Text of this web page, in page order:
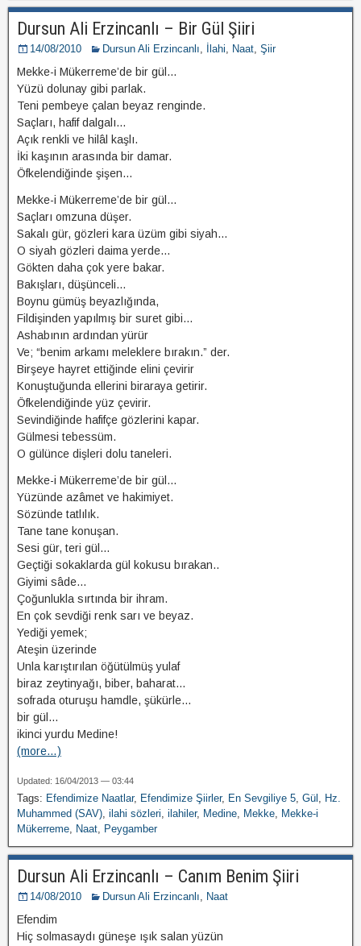
Dursun Ali Erzincanlı – Bir Gül Şiiri
14/08/2010 Dursun Ali Erzincanlı, İlahi, Naat, Şiir
Mekke-i Mükerreme’de bir gül…
Yüzü dolunay gibi parlak.
Teni pembeye çalan beyaz renginde.
Saçları, hafif dalgalı…
Açık renkli ve hilâl kaşlı.
İki kaşının arasında bir damar.
Öfkelendiğinde şişen…
Mekke-i Mükerreme’de bir gül…
Saçları omzuna düşer.
Sakalı gür, gözleri kara üzüm gibi siyah…
O siyah gözleri daima yerde…
Gökten daha çok yere bakar.
Bakışları, düşünceli…
Boynu gümüş beyazlığında,
Fildişinden yapılmış bir suret gibi…
Ashabının ardından yürür
Ve; “benim arkamı meleklere bırakın.” der.
Birşeye hayret ettiğinde elini çevirir
Konuştuğunda ellerini biraraya getirir.
Öfkelendiğinde yüz çevirir.
Sevindiğinde hafifçe gözlerini kapar.
Gülmesi tebessüm.
O gülünce dişleri dolu taneleri.
Mekke-i Mükerreme’de bir gül…
Yüzünde azâmet ve hakimiyet.
Sözünde tatlılık.
Tane tane konuşan.
Sesi gür, teri gül…
Geçtiği sokaklarda gül kokusu bırakan..
Giyimi sâde…
Çoğunlukla sırtında bir ihram.
En çok sevdiği renk sarı ve beyaz.
Yediği yemek;
Ateşin üzerinde
Unla karıştırılan öğütülmüş yulaf
biraz zeytinyağı, biber, baharat…
sofrada oturuşu hamdle, şükürle…
bir gül…
ikinci yurdu Medine!
(more…)
Updated: 16/04/2013 — 03:44
Tags: Efendimize Naatlar, Efendimize Şiirler, En Sevgiliye 5, Gül , Hz.
Muhammed (SAV), ilahi sözleri, ilahiler, Medine, Mekke, Mekke-i
Mükerreme, Naat, Peygamber
Dursun Ali Erzincanlı – Canım Benim Şiiri
14/08/2010 Dursun Ali Erzincanlı, Naat
Efendim
Hiç solmasaydı güneşe ışık salan yüzün